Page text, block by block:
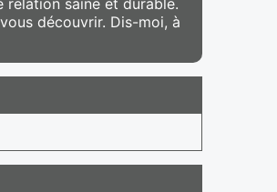
découvrir. Dis-moi, à